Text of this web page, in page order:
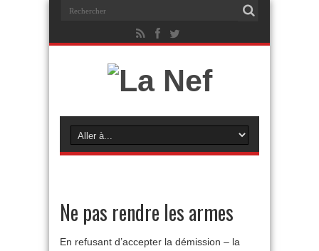
Ne pas rendre les armes
En refusant d’accepter la démission – la